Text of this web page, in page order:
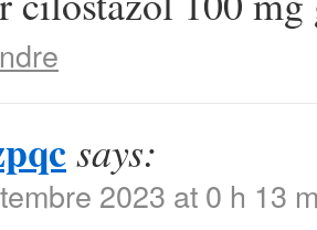
says:
2023 at 0 h 13